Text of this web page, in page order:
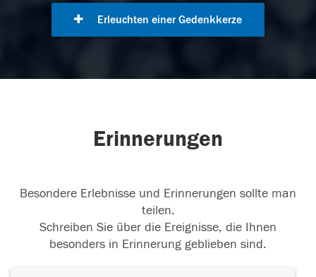
Erleuchten einer Gedenkkerze
Erinnerungen
Besondere Erlebnisse und Erinnerungen sollte man
teilen.
Schreiben Sie über die Ereignisse, die Ihnen
besonders in Erinnerung geblieben sind.